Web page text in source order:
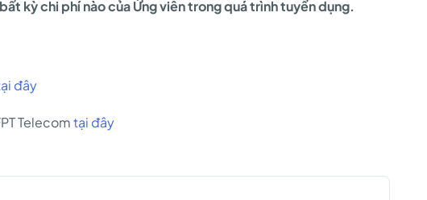
kỳ chi phí nào của Ứng viên trong quá trình tuyển dụng.
đây
Telecomtại đây